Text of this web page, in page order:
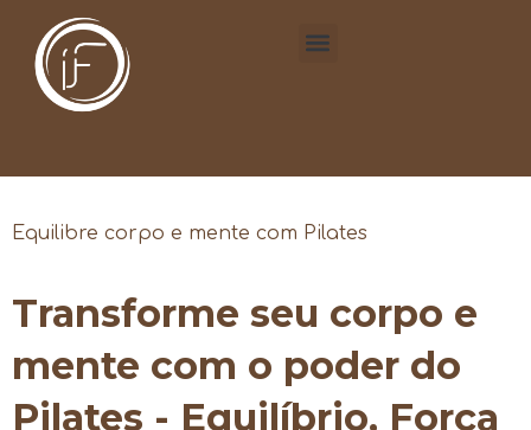
Equilibre corpo e mente com Pilates
Transforme seu corpo e
mente com o poder do
Pilates - Equilíbrio, Força